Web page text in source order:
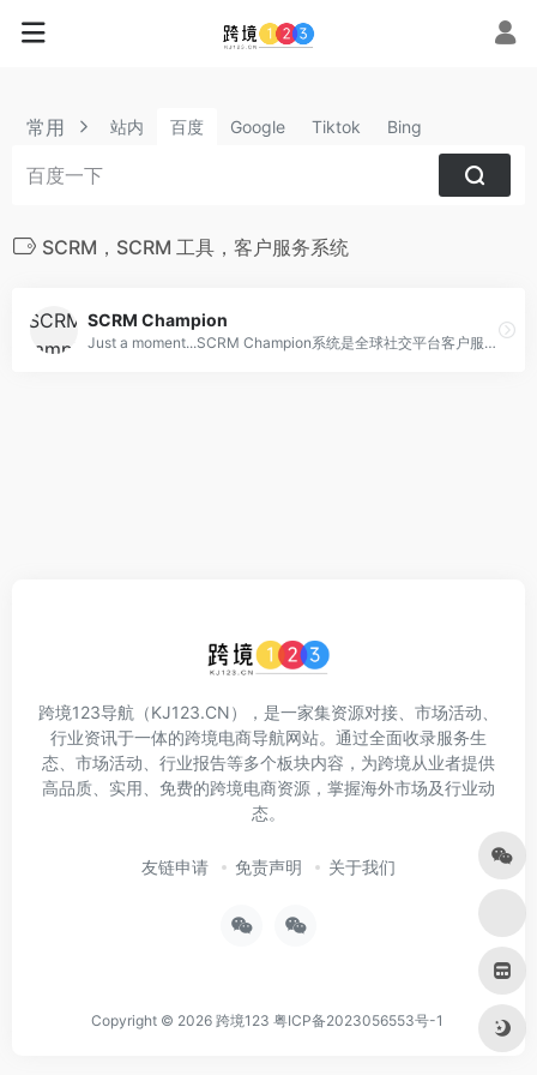
常用 站内 百度 Google Tiktok Bing
SCRM，SCRM 工具，客户服务系统
SCRM Champion
Just a moment...SCRM Champion系统是全球社交平台客户服务辅助工具，支持WhatsApp、LINE、Telegram、Messenge
跨境123导航（KJ123.CN），是一家集资源对接、市场活动、
行业资讯于一体的跨境电商导航网站。通过全面收录服务生
态、市场活动、行业报告等多个板块内容，为跨境从业者提供
高品质、实用、免费的跨境电商资源，掌握海外市场及行业动
态。
友链申请 免责声明 关于我们
Copyright © 2026 跨境123 粤ICP备2023056553号-1